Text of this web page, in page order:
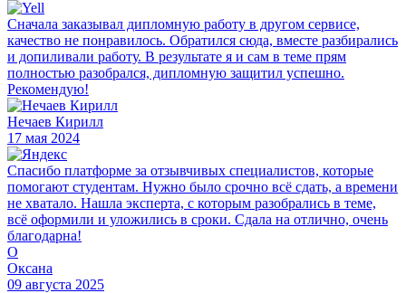
Сначала заказывал дипломную работу в другом сервисе,
качество не понравилось. Обратился сюда, вместе разбирались
и допиливали работу. В результате я и сам в теме прям
полностью разобрался, дипломную защитил успешно.
Рекомендую!
Нечаев Кирилл
17 мая 2024
Спасибо платформе за отзывчивых специалистов, которые
помогают студентам. Нужно было срочно всё сдать, а времени
не хватало. Нашла эксперта, с которым разобрались в теме,
всё оформили и уложились в сроки. Сдала на отлично, очень
благодарна!
О
Оксана
09 августа 2025